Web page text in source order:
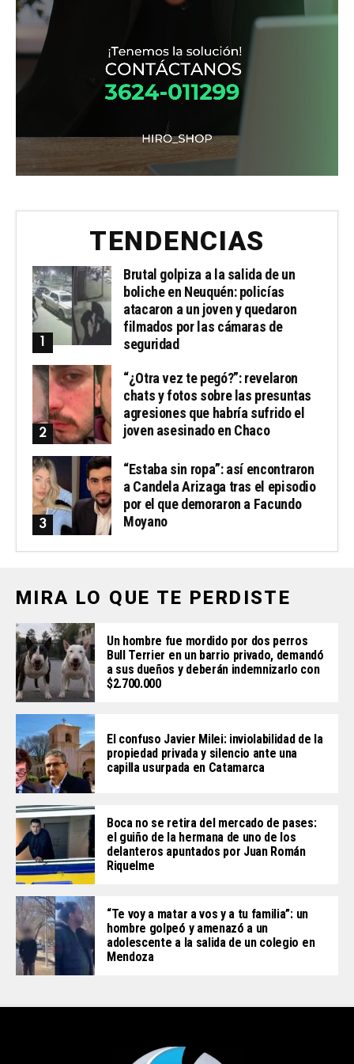
TENDENCIAS
Brutal golpiza a la salida de un
boliche en Neuquén: policías
atacaron a un joven y quedaron
filmados por las cámaras de
seguridad
“¿Otra vez te pegó?”: revelaron
chats y fotos sobre las presuntas
agresiones que habría sufrido el
joven asesinado en Chaco
“Estaba sin ropa”: así encontraron
a Candela Arizaga tras el episodio
por el que demoraron a Facundo
Moyano
MIRA LO QUE TE PERDISTE
Un hombre fue mordido por dos perros
Bull Terrier en un barrio privado, demandó
a sus dueños y deberán indemnizarlo con
$2.700.000
El confuso Javier Milei: inviolabilidad de la
propiedad privada y silencio ante una
capilla usurpada en Catamarca
Boca no se retira del mercado de pases:
el guiño de la hermana de uno de los
delanteros apuntados por Juan Román
Riquelme
“Te voy a matar a vos y a tu familia”: un
hombre golpeó y amenazó a un
adolescente a la salida de un colegio en
Mendoza